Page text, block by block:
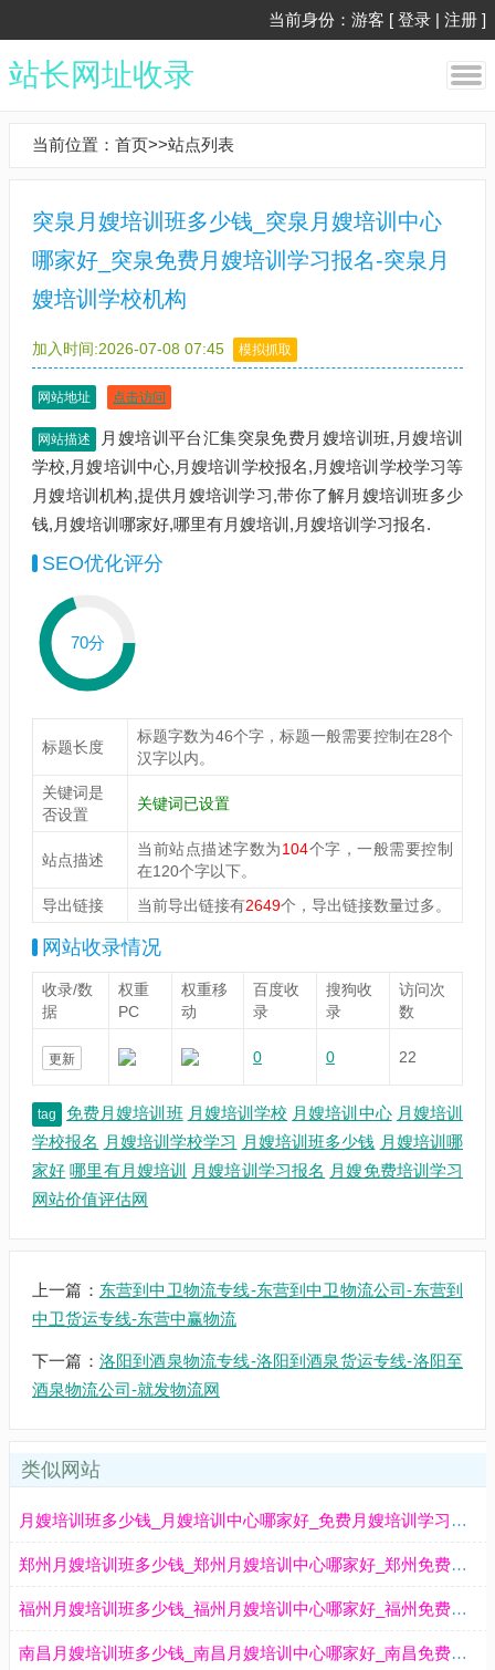
当前身份：游客 [ 登录 | 注册 ]
站长网址收录
当前位置： 首页>>站点列表
突泉月嫂培训班多少钱_突泉月嫂培训中心
哪家好_突泉免费月嫂培训学习报名-突泉月
嫂培训学校机构
加入时间:2026-07-08 07:45 模拟抓取
网站地址 点击访问
网站描述
月嫂培训平台汇集突泉免费月嫂培训班,月嫂培训
学校,月嫂培训中心,月嫂培训学校报名,月嫂培训学校学习等
月嫂培训机构,提供月嫂培训学习,带你了解月嫂培训班多少
钱,月嫂培训哪家好,哪里有月嫂培训,月嫂培训学习报名.
SEO优化评分
70分
标题长度
标题字数为46个字，标题一般需要控制在28个
汉字以内。
关键词是
否设置
关键词已设置
站点描述
当前站点描述字数为104个字，一般需要控制
在120个字以下。
导出链接
当前导出链接有2649个，导出链接数量过多。
网站收录情况
收录/数
据
权重
PC
权重移
动
百度收
录
搜狗收
录
访问次
数
更新 0 0 22
tag 免费月嫂培训班 月嫂培训学校 月嫂培训中心 月嫂培训
学校报名 月嫂培训学校学习 月嫂培训班多少钱 月嫂培训哪
家好 哪里有月嫂培训 月嫂培训学习报名 月嫂免费培训学习
网站价值评估网
上一篇： 东营到中卫物流专线-东营到中卫物流公司-东营到
中卫货运专线-东营中赢物流
下一篇： 洛阳到酒泉物流专线-洛阳到酒泉货运专线-洛阳至
酒泉物流公司-就发物流网
类似网站
月嫂培训班多少钱_月嫂培训中心哪家好_免费月嫂培训学习报名-月嫂培训学校机构
郑州月嫂培训班多少钱_郑州月嫂培训中心哪家好_郑州免费月嫂培训学习报名-郑州月嫂培训学校机构
福州月嫂培训班多少钱_福州月嫂培训中心哪家好_福州免费月嫂培训学习报名-福州月嫂培训学校机构
南昌月嫂培训班多少钱_南昌月嫂培训中心哪家好_南昌免费月嫂培训学习报名-南昌月嫂培训学校机构